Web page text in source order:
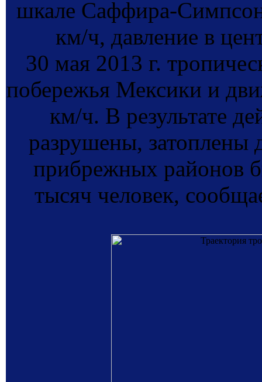
шкале Саффира-
км/ч, давление в
30 мая 2013 г.
побережья Мексики и
км/ч. В результате
разрушены, затоплены
прибрежных районов
тысяч человек,